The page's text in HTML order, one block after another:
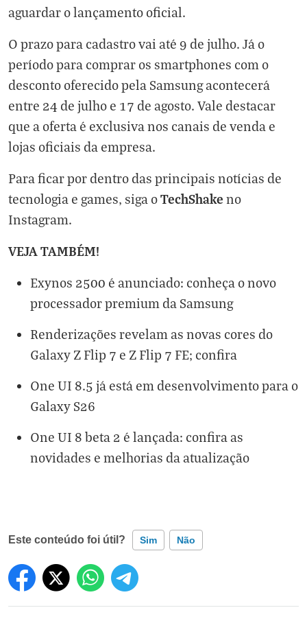
aguardar o lançamento oficial.
O prazo para cadastro vai até 9 de julho. Já o
período para comprar os smartphones com o
desconto oferecido pela Samsung acontecerá
entre 24 de julho e 17 de agosto. Vale destacar
que a oferta é exclusiva nos canais de venda e
lojas oficiais da empresa.
Para ficar por dentro das principais notícias de
tecnologia e games, siga oTechShake no
Instagram.
VEJA TAMBÉM!
Exynos 2500 é anunciado: conheça o novo
processador premium da Samsung
Renderizações revelam as novas cores do
Galaxy Z Flip 7 e Z Flip 7 FE; confira
One UI 8.5 já está em desenvolvimento para o
Galaxy S26
One UI 8 beta 2 é lançada: confira as
novidades e melhorias da atualização
Este conteúdo foi útil? Sim Não
Este conteúdo contém informação incorreta